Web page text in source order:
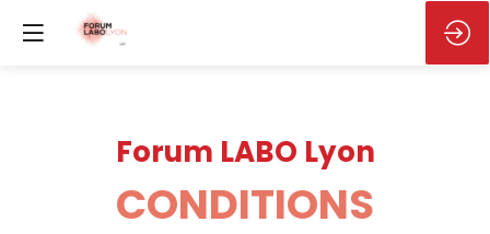
Forum LABO Lyon
CONDITIONS